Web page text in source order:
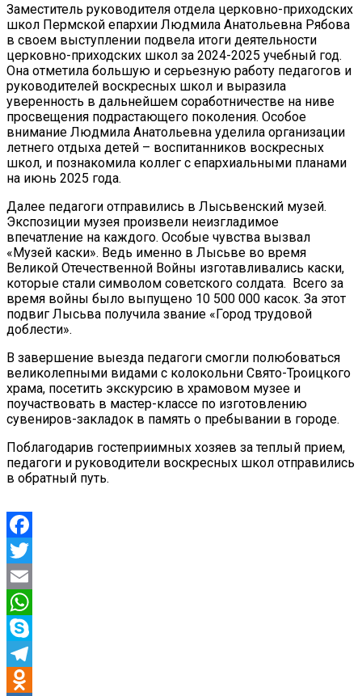
Заместитель руководителя отдела церковно-приходских
школ Пермской епархии Людмила Анатольевна Рябова
в своем выступлении подвела итоги деятельности
церковно-приходских школ за 2024-2025 учебный год.
Она отметила большую и серьезную работу педагогов и
руководителей воскресных школ и выразила
уверенность в дальнейшем соработничестве на ниве
просвещения подрастающего поколения. Особое
внимание Людмила Анатольевна уделила организации
летнего отдыха детей – воспитанников воскресных
школ, и познакомила коллег с епархиальными планами
на июнь 2025 года.
Далее педагоги отправились в Лысьвенский музей.
Экспозиции музея произвели неизгладимое
впечатление на каждого. Особые чувства вызвал
«Музей каски». Ведь именно в Лысьве во время
Великой Отечественной Войны изготавливались каски,
которые стали символом советского солдата. Всего за
время войны было выпущено 10 500 000 касок. За этот
подвиг Лысьва получила звание «Город трудовой
доблести».
В завершение выезда педагоги смогли полюбоваться
великолепными видами с колокольни Свято-Троицкого
храма, посетить экскурсию в храмовом музее и
поучаствовать в мастер-классе по изготовлению
сувениров-закладок в память о пребывании в городе.
Поблагодарив гостеприимных хозяев за теплый прием,
педагоги и руководители воскресных школ отправились
в обратный путь.
Facebook
Twitter
Email
WhatsApp
Skype
Telegram